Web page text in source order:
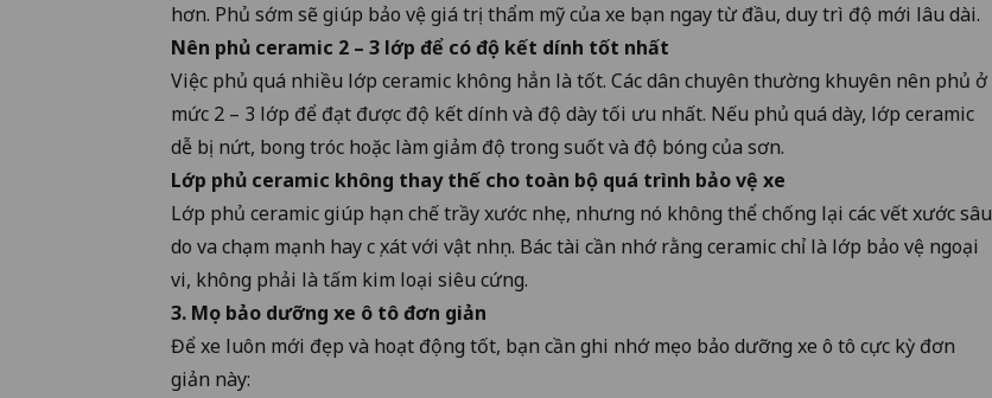
hơn. Phủ sớm sẽ giúp bảo vệ giá trị thẩm mỹ của xe bạn ngay từ đầu, duy trì độ mới lâu dài.
Nên phủ ceramic 2 – 3 lớp để có độ kết dính tốt nhất
Việc phủ quá nhiều lớp ceramic không hẳn là tốt. Các dân chuyên thường khuyên nên phủ ở
mức 2 – 3 lớp để đạt được độ kết dính và độ dày tối ưu nhất. Nếu phủ quá dày, lớp ceramic
dễ bị nứt, bong tróc hoặc làm giảm độ trong suốt và độ bóng của sơn.
Lớp phủ ceramic không thay thế cho toàn bộ quá trình bảo vệ xe
Lớp phủ ceramic giúp hạn chế trầy xước nhẹ, nhưng nó không thể chống lại các vết xước sâu
do va chạm mạnh hay cọ xát với vật nhọn. Bác tài cần nhớ rằng ceramic chỉ là lớp bảo vệ ngoại
vi, không phải là tấm kim loại siêu cứng.
3. Mẹo bảo dưỡng xe ô tô đơn giản
Để xe luôn mới đẹp và hoạt động tốt, bạn cần ghi nhớ mẹo bảo dưỡng xe ô tô cực kỳ đơn
giản này: